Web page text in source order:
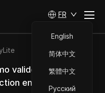
FR
English
简体中文
繁體中文
Русский
valides ProxyLite &
en 2025